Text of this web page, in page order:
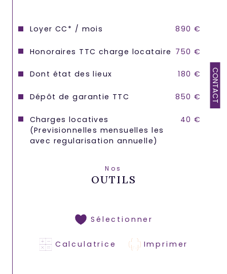
CONTACT
Loyer CC* / mois 890 €
Honoraires TTC charge locataire 750 €
Dont état des lieux 180 €
Dépôt de garantie TTC 850 €
Charges locatives
(Previsionnelles mensuelles les
avec regularisation annuelle)
40 €
Nos
OUTILS
Sélectionner
Calculatrice Imprimer